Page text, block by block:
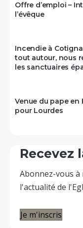
Offre d’emploi –
l’évêque
Incendie à
tout autour, nous
les sanctuaires
Venue du pape en
pour Lourdes
Recevez
Abonnez-vous
l'actualité de
Je m'inscris